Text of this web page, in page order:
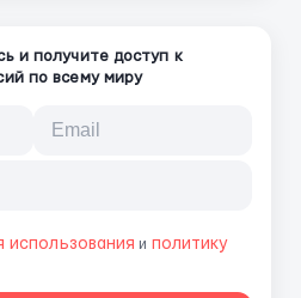
и получите доступ к
по всему миру
использования и политику